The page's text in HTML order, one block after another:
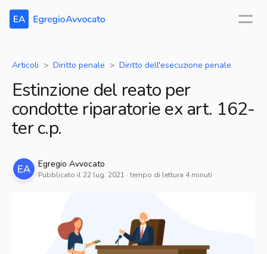
Articoli Diritto penale Diritto dell'esecuzione penale
Estinzione del reato per
condotte riparatorie ex art. 162-
ter c.p.
Egregio Avvocato
Pubblicato il 22 lug. 2021 · tempo di lettura 4 minuti